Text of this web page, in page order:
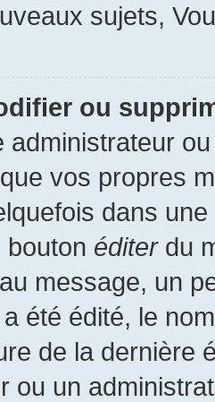
sujets,
ou
administrateur
vos propres
dans
bouton éditerdu
message, un
a été édité, le
de la dernière
ou un